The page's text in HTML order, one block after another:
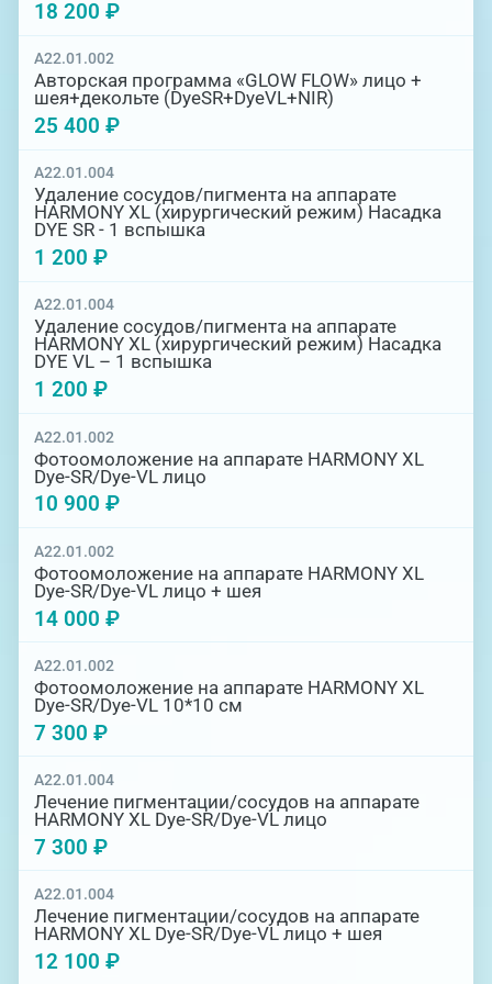
подготовки, но предварительная
консультация врача-косметолога остается
востребованной в целях подбора
необходимой технологии с учетом
индивидуальных проблем и особенностей
организма. Запишитесь на консультацию к
специалисту и опробуйте действие
мультиплатформы!
Перед процедурой необходима консультация
врача-косметолога для определения
состояния организма и необходимой
глубины воздействия с учетом
индивидуальных особенностей кожи.
18 200 ₽
A22.01.002
Авторская программа «GLOW FLOW» лицо +
шея+декольте (DyeSR+DyeVL+NIR)
25 400 ₽
A22.01.004
Удаление сосудов/пигмента на аппарате
HARMONY XL (хирургический режим) Насадка
DYE SR - 1 вспышка
1 200 ₽
A22.01.004
Удаление сосудов/пигмента на аппарате
HARMONY XL (хирургический режим) Насадка
DYE VL – 1 вспышка
1 200 ₽
A22.01.002
Фотоомоложение на аппарате HARMONY XL
Dye-SR/Dye-VL лицо
10 900 ₽
A22.01.002
Фотоомоложение на аппарате HARMONY XL
Dye-SR/Dye-VL лицо + шея
14 000 ₽
A22.01.002
Фотоомоложение на аппарате HARMONY XL
Dye-SR/Dye-VL 10*10 см
7 300 ₽
A22.01.004
Лечение пигментации/сосудов на аппарате
HARMONY XL Dye-SR/Dye-VL лицо
7 300 ₽
A22.01.004
Лечение пигментации/сосудов на аппарате
HARMONY XL Dye-SR/Dye-VL лицо + шея
12 100 ₽